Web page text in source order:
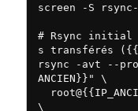
screen -S rsync-
# Rsync initial
s transférés
rsync -avt --
ANCIEN}}" \
\